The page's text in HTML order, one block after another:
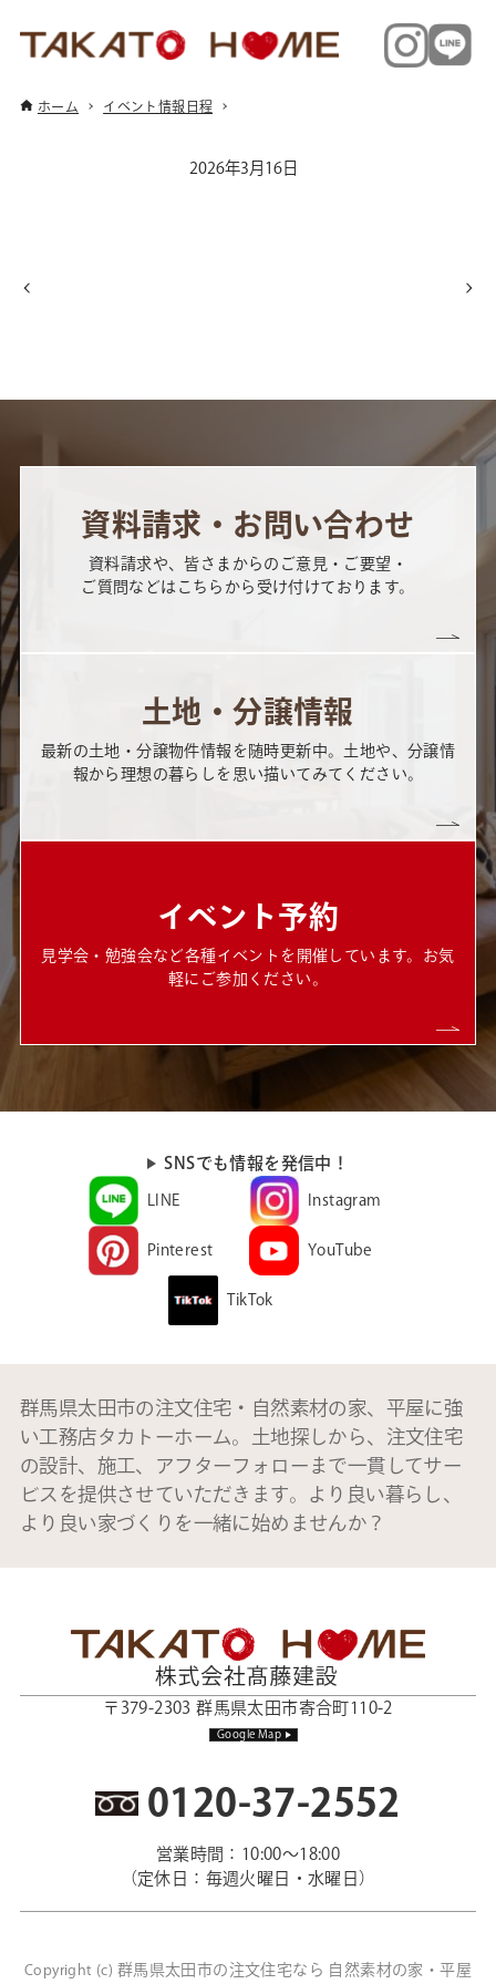
ホーム イベント情報日程
2026年3月16日
資料請求・お問い合わせ
資料請求や、皆さまからのご意見・ご要望・
ご質問などはこちらから受け付けております。
土地・分譲情報
最新の土地・分譲物件情報を随時更新中。土地や、分譲情
報から理想の暮らしを思い描いてみてください。
イベント予約
見学会・勉強会など各種イベントを開催しています。お気
軽にご参加ください。
SNSでも情報を発信中！
LINE Instagram
Pinterest YouTube
TikTok
群馬県太田市の注文住宅・自然素材の家、平屋に強
い工務店タカトーホーム。土地探しから、注文住宅
の設計、施工、アフターフォローまで一貫してサー
ビスを提供させていただきます。より良い暮らし、
より良い家づくりを一緒に始めませんか？
〒379-2303 群馬県太田市寄合町110-2
Google Map
0120-37-2552
営業時間：10:00～18:00
（定休日：毎週火曜日・水曜日）
Copyright (c) 群馬県太田市の注文住宅なら 自然素材の家・平屋